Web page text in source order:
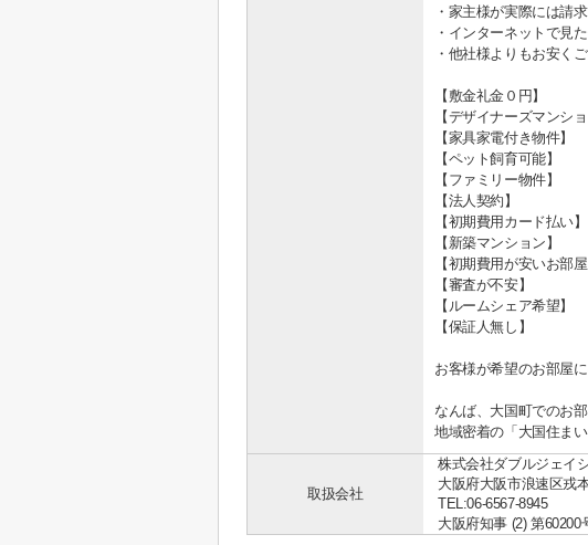
・家主様が実際には請
・インターネットで見
・他社様よりもお安く
【敷金礼金０円】
【デザイナーズマンショ
【家具家電付き物件】
【ペット飼育可能】
【ファミリー物件】
【法人契約】
【初期費用カード払い】
【新築マンション】
【初期費用が安いお部屋
【審査が不安】
【ルームシェア希望】
【保証人無し】
お客様が希望のお部屋
なんば、大国町でのお
地域密着の「大国住まい
取扱会社
株式会社ダブルジェイ
大阪府大阪市浪速区戎
TEL:06-6567-8945
大阪府知事 (2) 第60200